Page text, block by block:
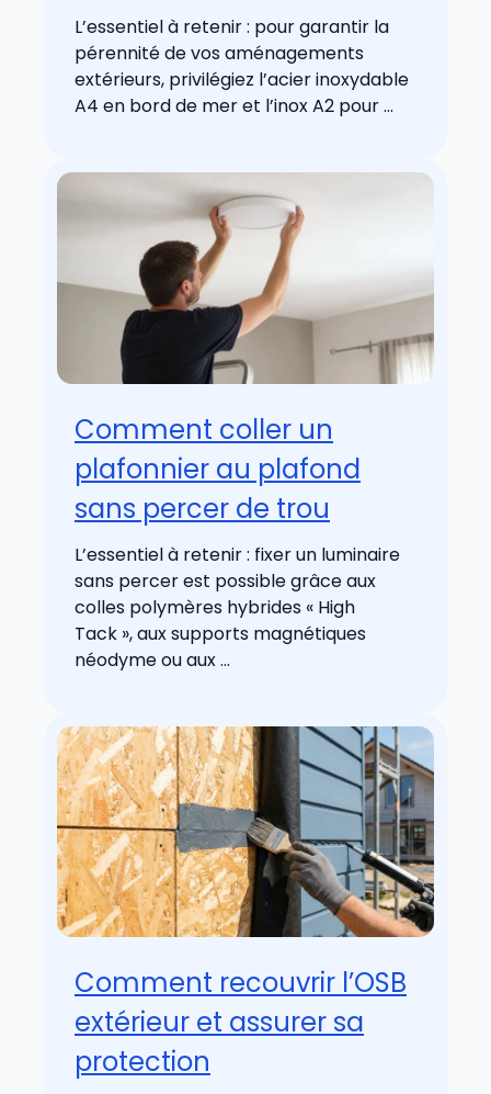
L’essentiel à retenir : pour garantir la
pérennité de vos aménagements
extérieurs, privilégiez l’acier inoxydable
A4 en bord de mer et l’inox A2 pour ...
Comment coller un
plafonnier au plafond
sans percer de trou
L’essentiel à retenir : fixer un luminaire
sans percer est possible grâce aux
colles polymères hybrides « High
Tack », aux supports magnétiques
néodyme ou aux ...
Comment recouvrir l’OSB
extérieur et assurer sa
protection